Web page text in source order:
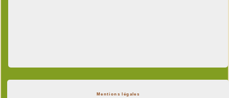
Mentions légales